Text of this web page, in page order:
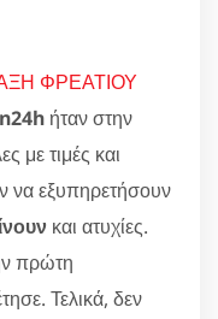
ΦΡΕΑΤΙΟΥ
ήταν στην
με τιμές και
να εξυπηρετήσουν
και ατυχίες.
πρώτη
Τελικά, δεν